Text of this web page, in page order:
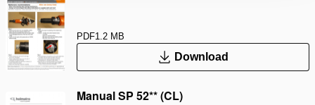
PDF1.2 MB
Download
Manual SP 52** (CL)